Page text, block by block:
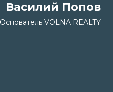
Василий Попов
Основатель VOLNA REALTY